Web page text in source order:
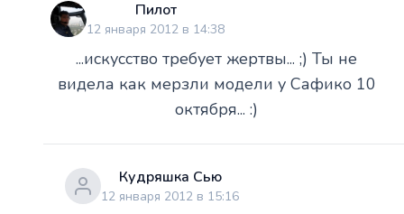
Пилот
12 января 2012 в 14:38
...искусство требует жертвы... ;) Ты не
видела как мерзли модели у Сафико 10
октября... :)
Кудряшка Сью
12 января 2012 в 15:16